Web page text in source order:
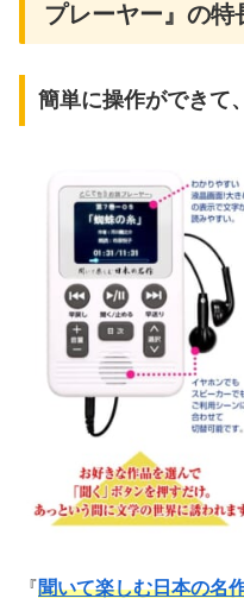
プレーヤー』の特
簡単に操作ができて
『聞いて楽しむ日本の名